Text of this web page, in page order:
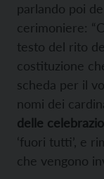
parlando poi
cerimoniere:
testo del rito
costituzione
scheda per il
nomi dei
delle
‘fuori tutti’, e
che vengono